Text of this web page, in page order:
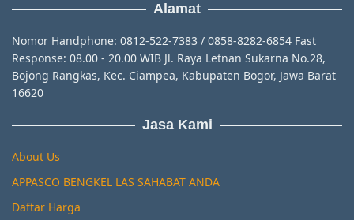
Alamat
Nomor Handphone: 0812-522-7383 / 0858-8282-6854 Fast
Response: 08.00 - 20.00 WIB Jl. Raya Letnan Sukarna No.28,
Bojong Rangkas, Kec. Ciampea, Kabupaten Bogor, Jawa Barat
16620
Jasa Kami
About Us
APPASCO BENGKEL LAS SAHABAT ANDA
Daftar Harga